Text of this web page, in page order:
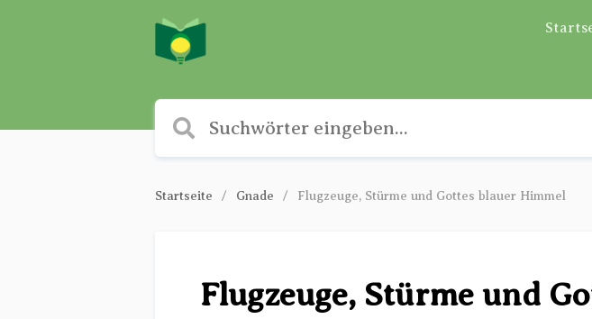
Startseite Gnade Flugzeuge, Stürme und Gottes blauer Himmel
Flugzeuge, Stürme und